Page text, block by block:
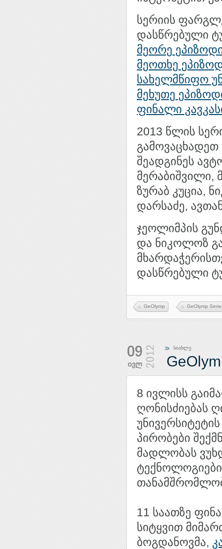
სერიის
დასწრებული
მეორე
მეოთხე
სახელმწიფო
მეხუთე
ფინალი
2013 წლის
გამოვაცხადეთ
შეადგინეს
მერაბიშვილი,
ზურაბ კუცია,
დარსაძე,
ჯეოლიმპის
და ნიკოლოზ
დასწრებული
GeOlymp GeOlymp
სიახლე
8 ივლისს
ღონისძიებას
პირობები
მადლობას
11 საათზე
სიტყვით
ბოგდანოვმა,